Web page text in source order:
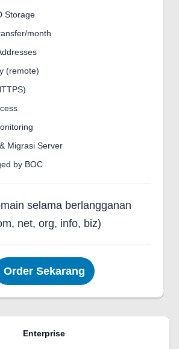
Storage
month
(remote)
Migrasi Server
by BOC
selama berlangganan
net, org, info, biz)
Order Sekarang
Enterprise